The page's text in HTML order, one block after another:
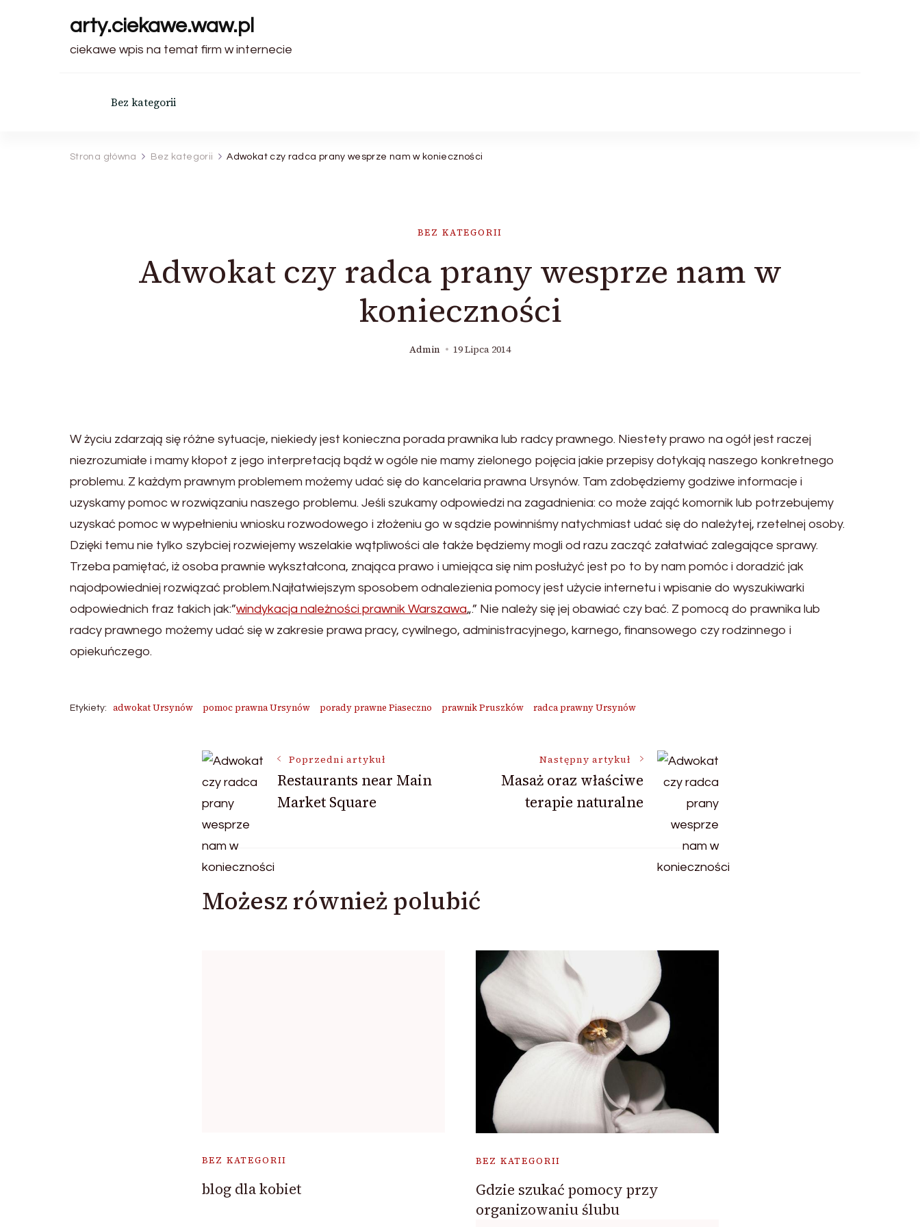
arty.ciekawe.waw.pl
ciekawe wpis na temat firm w internecie
Bez kategorii
Strona główna Bez kategorii Adwokat czy radca prany wesprze nam w konieczności
BEZ KATEGORII
Adwokat czy radca prany wesprze nam w
konieczności
Admin 19 Lipca 2014
W życiu zdarzają się różne sytuacje, niekiedy jest konieczna porada prawnika lub radcy prawnego. Niestety prawo na ogół jest raczej
niezrozumiałe i mamy kłopot z jego interpretacją bądź w ogóle nie mamy zielonego pojęcia jakie przepisy dotykają naszego konkretnego
problemu. Z każdym prawnym problemem możemy udać się do kancelaria prawna Ursynów. Tam zdobędziemy godziwe informacje i
uzyskamy pomoc w rozwiązaniu naszego problemu. Jeśli szukamy odpowiedzi na zagadnienia: co może zająć komornik lub potrzebujemy
uzyskać pomoc w wypełnieniu wniosku rozwodowego i złożeniu go w sądzie powinniśmy natychmiast udać się do należytej, rzetelnej osoby.
Dzięki temu nie tylko szybciej rozwiejemy wszelakie wątpliwości ale także będziemy mogli od razu zacząć załatwiać zalegające sprawy.
Trzeba pamiętać, iż osoba prawnie wykształcona, znająca prawo i umiejąca się nim posłużyć jest po to by nam pomóc i doradzić jak
najodpowiedniej rozwiązać problem.Najłatwiejszym sposobem odnalezienia pomocy jest użycie internetu i wpisanie do wyszukiwarki
odpowiednich fraz takich jak:”windykacja należności prawnik Warszawa„.” Nie należy się jej obawiać czy bać. Z pomocą do prawnika lub
radcy prawnego możemy udać się w zakresie prawa pracy, cywilnego, administracyjnego, karnego, finansowego czy rodzinnego i
opiekuńczego.
Etykiety: adwokat Ursynów pomoc prawna Ursynów porady prawne Piaseczno prawnik Pruszków radca prawny Ursynów
Nawigacja
wpisu
Poprzedni artykuł
Restaurants near Main
Market Square
Następny artykuł
Masaż oraz właściwe
terapie naturalne
Możesz również polubić
BEZ KATEGORII
blog dla kobiet
BEZ KATEGORII
Gdzie szukać pomocy przy
organizowaniu ślubu